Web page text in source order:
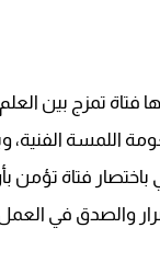
فتاة تمزج بين
اللمسة الفنية،
فتاة تؤمن
والصدق في العمل